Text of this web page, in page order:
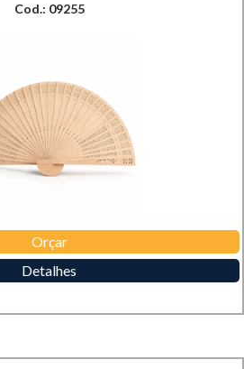
Cod.: 09255
Orçar
Detalhes